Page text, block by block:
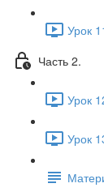
Урок
Часть 2.
Урок
Урок